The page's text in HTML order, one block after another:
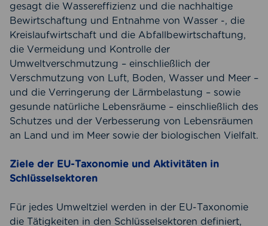
gesagt die Wassereffizienz und die nachhaltige
Bewirtschaftung und Entnahme von Wasser -, die
Kreislaufwirtschaft und die Abfallbewirtschaftung,
die Vermeidung und Kontrolle der
Umweltverschmutzung – einschließlich der
Verschmutzung von Luft, Boden, Wasser und Meer –
und die Verringerung der Lärmbelastung – sowie
gesunde natürliche Lebensräume – einschließlich des
Schutzes und der Verbesserung von Lebensräumen
an Land und im Meer sowie der biologischen Vielfalt.
Ziele der EU-Taxonomie und Aktivitäten in
Schlüsselsektoren
Für jedes Umweltziel werden in der EU-Taxonomie
die Tätigkeiten in den Schlüsselsektoren definiert,